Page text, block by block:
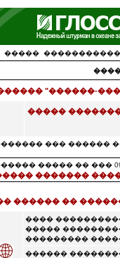
�����
"������-
�����
��� ������
����� �� ��� 09,
�������
������ ��
����
�����
���������
������